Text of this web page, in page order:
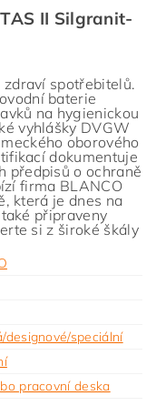
II Silgranit-
zdraví spotřebitelů.
baterie
na hygienickou
vyhlášky DVGW
oborového
dokumentuje
předpisů o ochraně
firma BLANCO
která je dnes na
připraveny
si z široké škály
designové/speciální
pracovní deska